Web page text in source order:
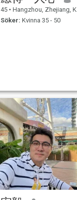
45 • Hangzhou, Zhejiang, Kina
Söker: Kvinna 35 - 50